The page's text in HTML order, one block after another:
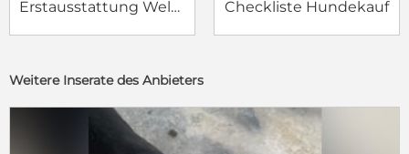
Erstausstattung Welpe Checkliste Hundekauf
Weitere Inserate des Anbieters